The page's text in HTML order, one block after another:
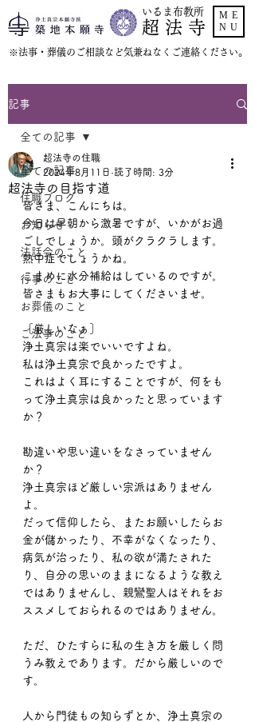
いるま布教所
超 法 寺
​※法事・葬儀のご相談など気兼ねなくご連絡ください。
ME
NU
記事
全ての記事
住職ブログ
お知らせ
法話会のこと
行事のこと
お葬儀のこと
ご法事のこと
全ての記事
超法寺の目指す道
超法寺の住職
2024年8月11日 読了時間: 3分
皆さま、こんにちは。
今日は早朝から激暑ですが、いかがお過
ごしでしょうか。頭がクラクラします。
熱中症でしょうかね。
こまめに水分補給はしているのですが。
皆さまもお大事にしてくださいませ。
［厳しいなぁ］
浄土真宗は楽でいいですよね。
私は浄土真宗で良かったですよ。
これはよく耳にすることですが、何をも
って浄土真宗は良かったと思っています
か？
勘違いや思い違いをなさっていません
か？
浄土真宗ほど厳しい宗派はありません
よ。
だって信仰したら、またお願いしたらお
金が儲かったり、不幸がなくなったり、
病気が治ったり、私の欲が満たされた
り、自分の思いのままになるような教え
ではありませんし、親鸞聖人はそれをお
ススメしておられるのではありません。
ただ、ひたすらに私の生き方を厳しく問
うみ教えであります。だから厳しいので
す。
人から門徒もの知らずとか、浄土真宗の